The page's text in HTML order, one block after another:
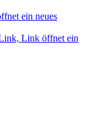
ein neues
Link öffnet ein